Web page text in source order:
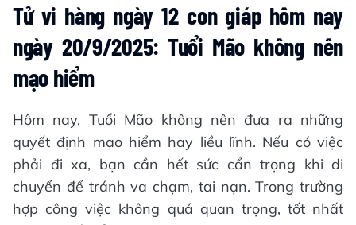
Tử vi hàng ngày 12 con giáp hôm nay
ngày 20/9/2025: Tuổi Mão không nên
mạo hiểm
Hôm nay, Tuổi Mão không nên đưa ra những
quyết định mạo hiểm hay liều lĩnh. Nếu có việc
phải đi xa, bạn cần hết sức cẩn trọng khi di
chuyển để tránh va chạm, tai nạn. Trong trường
hợp công việc không quá quan trọng, tốt nhất